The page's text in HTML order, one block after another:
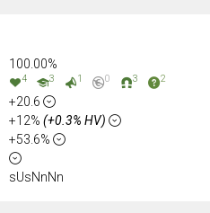
100.00%
4 3 1 0 3 2
+20.6
+12% (+0.3% HV)
+53.6%
sUsNnNn